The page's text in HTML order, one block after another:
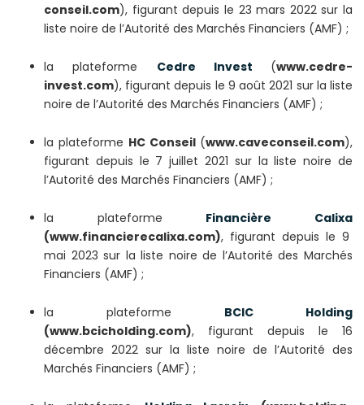
conseil.com), figurant depuis le 23 mars 2022 sur la
liste noire de l’Autorité des Marchés Financiers (AMF) ;
la plateforme Cedre Invest (www.cedre-
invest.com), figurant depuis le 9 août 2021 sur la liste
noire de l’Autorité des Marchés Financiers (AMF) ;
la plateforme HC Conseil (www.caveconseil.com),
figurant depuis le 7 juillet 2021 sur la liste noire de
l’Autorité des Marchés Financiers (AMF) ;
la plateforme Financière Calixa
(www.financierecalixa.com), figurant depuis le 9
mai 2023 sur la liste noire de l’Autorité des Marchés
Financiers (AMF) ;
la plateforme BCIC Holding
(www.bcicholding.com), figurant depuis le 16
décembre 2022 sur la liste noire de l’Autorité des
Marchés Financiers (AMF) ;